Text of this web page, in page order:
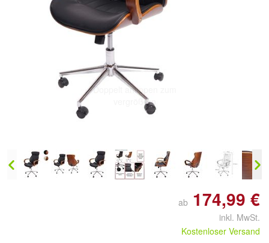
Doppelt antippen zum
vergrößern
ab 174,99 €
inkl. MwSt.
Kostenloser Versand